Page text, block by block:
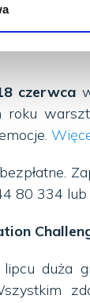
czerwca
roku
80 334 lub
duża